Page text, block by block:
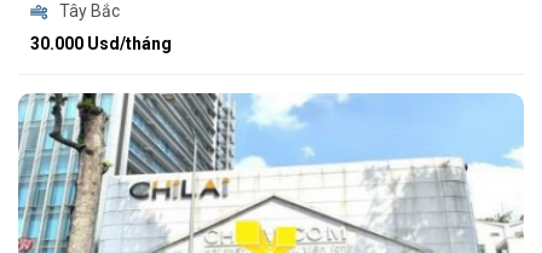
Tây Bắc
30.000 Usd/tháng